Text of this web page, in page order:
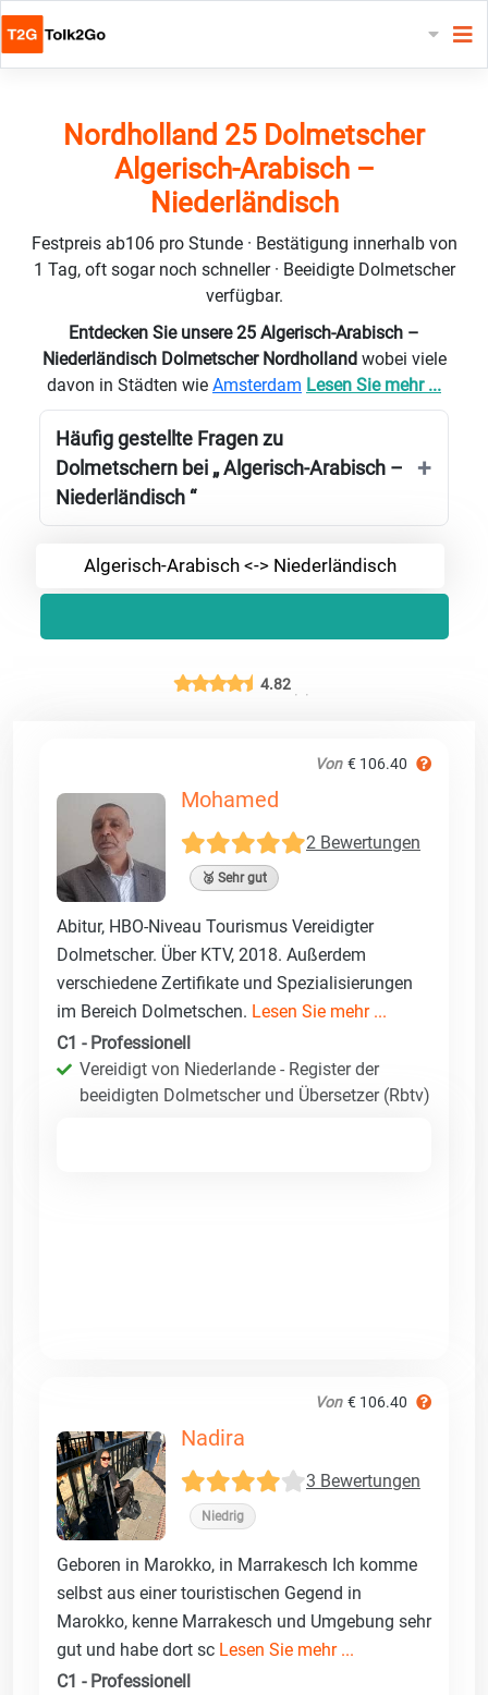
Nordholland 25 Dolmetscher
Algerisch-Arabisch –
Niederländisch
Festpreis ab106 pro Stunde · Bestätigung innerhalb von
1 Tag, oft sogar noch schneller · Beeidigte Dolmetscher
verfügbar.
Entdecken Sie unsere 25 Algerisch-Arabisch –
Niederländisch Dolmetscher Nordholland wobei viele
davon in Städten wie Amsterdam Lesen Sie mehr ...
Häufig gestellte Fragen zu
Dolmetschern bei „ Algerisch-Arabisch –
Niederländisch “
Algerisch-Arabisch <-> Niederländisch
4.82
Von € 106.40
Mohamed
2 Bewertungen
🥈 Sehr gut
Abitur, HBO-Niveau Tourismus Vereidigter
Dolmetscher. Über KTV, 2018. Außerdem
verschiedene Zertifikate und Spezialisierungen
im Bereich Dolmetschen. Lesen Sie mehr ...
C1 - Professionell
Vereidigt von Niederlande - Register der
beeidigten Dolmetscher und Übersetzer (Rbtv)
Von € 106.40
Nadira
3 Bewertungen
Niedrig
Geboren in Marokko, in Marrakesch Ich komme
selbst aus einer touristischen Gegend in
Marokko, kenne Marrakesch und Umgebung sehr
gut und habe dort sc Lesen Sie mehr ...
C1 - Professionell